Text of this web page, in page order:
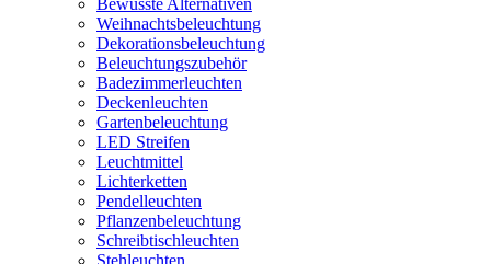
Bewusste Alternativen
Weihnachtsbeleuchtung
Dekorationsbeleuchtung
Beleuchtungszubehör
Badezimmerleuchten
Deckenleuchten
Gartenbeleuchtung
LED Streifen
Leuchtmittel
Lichterketten
Pendelleuchten
Pflanzenbeleuchtung
Schreibtischleuchten
Stehleuchten